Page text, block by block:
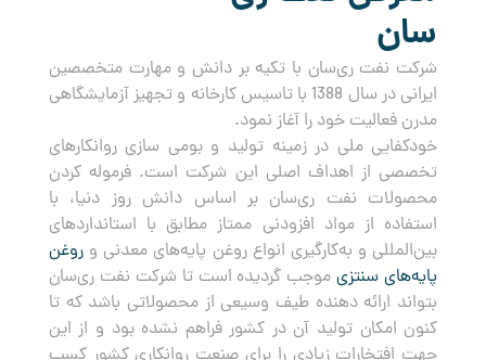
سان
شرکت نفت ری‌سان با تکیه بر دانش و مهارت متخصصین
ایرانی در سال 1388 با تاسیس کارخانه و تجهیز آزمایشگاهی
مدرن فعالیت خود را آغاز نمود.
خودکفایی ملی در زمینه تولید و بومی سازی روانکارهای
تخصصی از اهداف اصلی این شرکت است. فرموله کردن
محصولات نفت ری‌سان بر اساس دانش روز دنیا، با
استفاده از مواد افزودنی ممتاز مطابق با استانداردهای
بین‌المللی و به‌کارگیری انواع روغن پایه‌های معدنی وروغن
پایه‌های سنتزیموجب گردیده است تا شرکت نفت ری‌سان
بتواند ارائه دهنده طیف وسیعی از محصولاتی باشد که تا
کنون امکان تولید آن در کشور فراهم نشده بود و از این